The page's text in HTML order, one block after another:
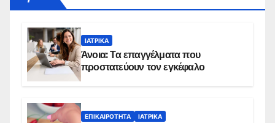
ΙΑΤΡΙΚΆ
Άνοια: Τα επαγγέλματα που
προστατεύουν τον εγκέφαλο
ΕΠΙΚΑΙΡΌΤΗΤΑ ΙΑΤΡΙΚΆ